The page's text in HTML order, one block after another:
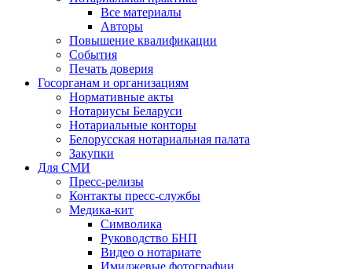
Все материалы
Авторы
Повышение квалификации
События
Печать доверия
Госорганам и организациям
Нормативные акты
Нотариусы Беларуси
Нотариальные конторы
Белорусская нотариальная палата
Закупки
Для СМИ
Пресс-релизы
Контакты пресс-службы
Медика-кит
Символика
Руководство БНП
Видео о нотариате